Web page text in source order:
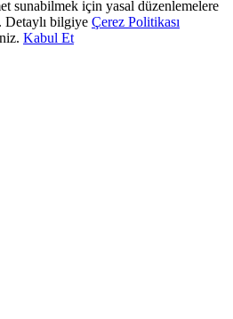
sunabilmek için yasal düzenlemelere
Detaylı bilgiye Çerez Politikası
Kabul Et